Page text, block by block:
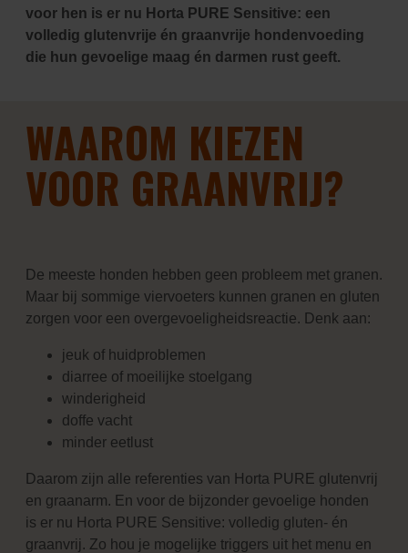
voor hen is er nu Horta PURE Sensitive: een
volledig glutenvrije én graanvrije hondenvoeding
die hun gevoelige maag én darmen rust geeft.
WAAROM KIEZEN
VOOR GRAANVRIJ?
De meeste honden hebben geen probleem met granen.
Maar bij sommige viervoeters kunnen granen en gluten
zorgen voor een overgevoeligheidsreactie. Denk aan:
jeuk of huidproblemen
diarree of moeilijke stoelgang
winderigheid
doffe vacht
minder eetlust
Daarom zijn alle referenties van Horta PURE glutenvrij
en graanarm. En voor de bijzonder gevoelige honden
is er nu Horta PURE Sensitive: volledig gluten- én
graanvrij. Zo hou je mogelijke triggers uit het menu en